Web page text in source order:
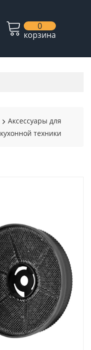
0
корзина
Аксессуары для
кухонной техники